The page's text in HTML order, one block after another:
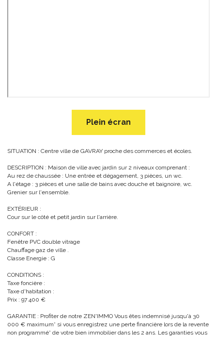
Plein écran
SITUATION : Centre ville de GAVRAY proche des commerces et écoles.
DESCRIPTION : Maison de ville avec jardin sur 2 niveaux comprenant :
Au rez de chaussée : Une entrée et dégagement, 3 pièces, un wc.
A l'étage : 3 pièces et une salle de bains avec douche et baignoire, wc.
Grenier sur l'ensemble.
EXTÉRIEUR :
Cour sur le côté et petit jardin sur l'arrière.
CONFORT :
Fenêtre PVC double vitrage
Chauffage gaz de ville .
Classe Energie : G
CONDITIONS :
Taxe foncière :
Taxe d'habitation :
Prix : 97 400 €
GARANTIE : Profiter de notre ZEN'IMMO Vous êtes indemnisé jusqu'à 30
000 € maximum* si vous enregistrez une perte financière lors de la revente
non programmé* de votre bien immobilier dans les 2 ans. Les garanties vous